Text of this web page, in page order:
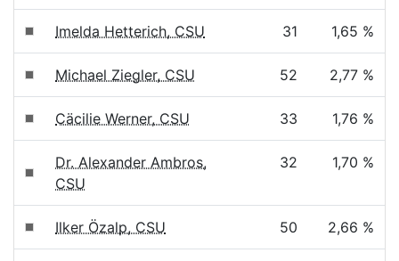
Imelda Hetterich, CSU 31 1,65 %
Michael Ziegler, CSU 52 2,77 %
Cäcilie Werner, CSU 33 1,76 %
Dr. Alexander Ambros,
CSU
32 1,70 %
Ilker Özalp, CSU 50 2,66 %